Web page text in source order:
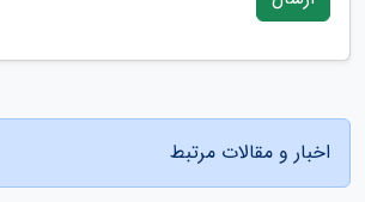
اخبار و مقالات مرتبط